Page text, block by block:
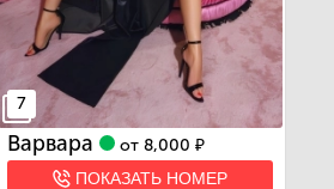
7
Варвара от 8,000 ₽
ПОКАЗАТЬ НОМЕР